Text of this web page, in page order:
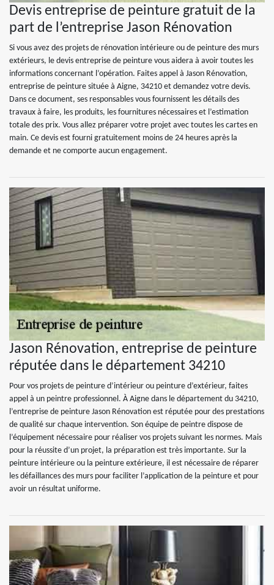
Devis entreprise de peinture gratuit de la
part de l’entreprise Jason Rénovation
Si vous avez des projets de rénovation intérieure ou de peinture des murs
extérieurs, le devis entreprise de peinture vous aidera à avoir toutes les
informations concernant l’opération. Faites appel à Jason Rénovation,
entreprise de peinture située à Aigne, 34210 et demandez votre devis.
Dans ce document, ses responsables vous fournissent les détails des
travaux à faire, les produits, les fournitures nécessaires et l’estimation
totale des prix. Vous allez préparer votre projet avec toutes les cartes en
main. Ce devis est fourni gratuitement moins de 24 heures après la
demande et ne comporte aucun engagement.
Jason Rénovation, entreprise de peinture
réputée dans le département 34210
Pour vos projets de peinture d’intérieur ou peinture d’extérieur, faites
appel à un peintre professionnel. À Aigne dans le département du 34210,
l’entreprise de peinture Jason Rénovation est réputée pour des prestations
de qualité sur chaque intervention. Son équipe de peintre dispose de
l’équipement nécessaire pour réaliser vos projets suivant les normes. Mais
pour la réussite d’un projet, la préparation est très importante. Sur la
peinture intérieure ou la peinture extérieure, il est nécessaire de réparer
les défaillances des murs pour faciliter l’application de la peinture et pour
avoir un résultat uniforme.